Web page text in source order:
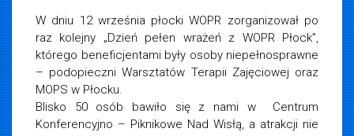
W dniu 12 września płocki WOPR zorganizował po
raz kolejny „Dzień pełen wrażeń z WOPR Płock”,
którego beneficjentami były osoby niepełnosprawne
– podopieczni Warsztatów Terapii Zajęciowej oraz
MOPS w Płocku.
Blisko 50 osób bawiło się z nami w Centrum
Konferencyjno – Piknikowe Nad Wisłą, a atrakcji nie